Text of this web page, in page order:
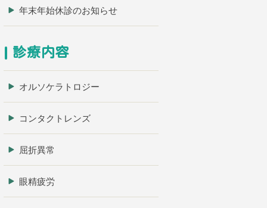
年末年始休診のお知らせ
診療内容
オルソケラトロジー
コンタクトレンズ
屈折異常
眼精疲労